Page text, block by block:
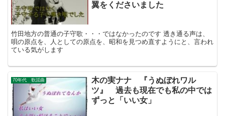
翼をくださいました
竹田地方の普通の子守歌・・・ではなかったのです 透き通る声は、
唄の原点を、人としての原点を、昭和を見つめ直すようにと、言われ
ている気がします
70年代 歌謡曲
木の実ナナ 『うぬぼれワル
ツ』 過去も現在でも私の中では
ずっと「いい女」